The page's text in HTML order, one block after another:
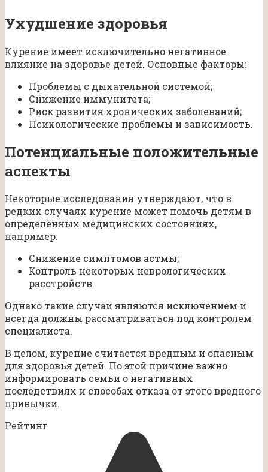
Ухудшение здоровья
Курение имеет исключительно негативное
влияние на здоровье детей. Основные факторы:
Проблемы с дыхательной системой;
Снижение иммунитета;
Риск развития хронических заболеваний;
Психологические проблемы и зависимость.
Потенциальные положительные
аспекты
Некоторые исследования утверждают, что в
редких случаях курение может помочь детям в
определённых медицинских состояниях,
например:
Снижение симптомов астмы;
Контроль некоторых неврологических
расстройств.
Однако такие случаи являются исключением и
всегда должны рассматриваться под контролем
специалиста.
В целом, курение считается вредным и опасным
для здоровья детей. По этой причине важно
информировать семьи о негативных
последствиях и способах отказа от этого вредного
привычки.
Рейтинг